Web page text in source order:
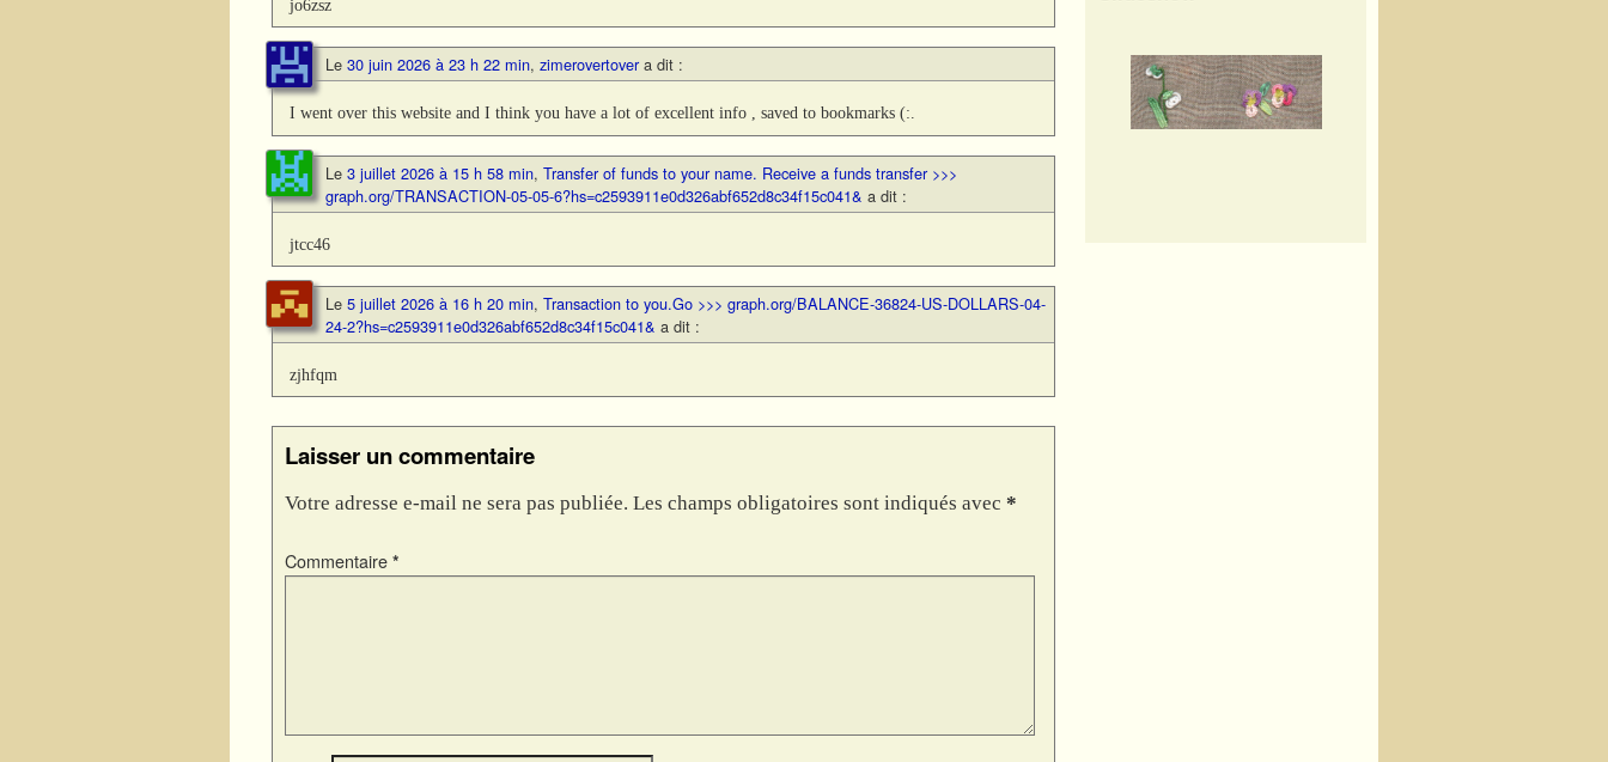
jo6zsz
Le 30 juin 2026 à 23 h 22 min, zimerovertover a dit :
I went over this website and I think you have a lot of excellent info , saved to bookmarks (:.
Le 3 juillet 2026 à 15 h 58 min, Transfer of funds to your name. Receive a funds transfer >>>
graph.org/TRANSACTION-05-05-6?hs=c2593911e0d326abf652d8c34f15c041& a dit :
jtcc46
Le 5 juillet 2026 à 16 h 20 min, Transaction to you.Go >>> graph.org/BALANCE-36824-US-DOLLARS-04-
24-2?hs=c2593911e0d326abf652d8c34f15c041& a dit :
zjhfqm
Laisser un commentaire
Votre adresse e-mail ne sera pas publiée. Les champs obligatoires sont indiqués avec *
Commentaire *